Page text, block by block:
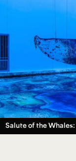
Salute of the Whales: